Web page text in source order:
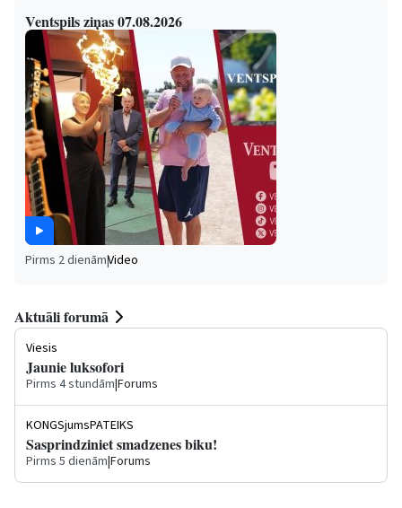
Ventspils ziņas 07.08.2026
Pirms 2 dienām|Video
Aktuāli forumā
Viesis
Jaunie luksofori
Pirms 4 stundām|Forums
KONGSjumsPATEIKS
Sasprindziniet smadzenes biku!
Pirms 5 dienām|Forums